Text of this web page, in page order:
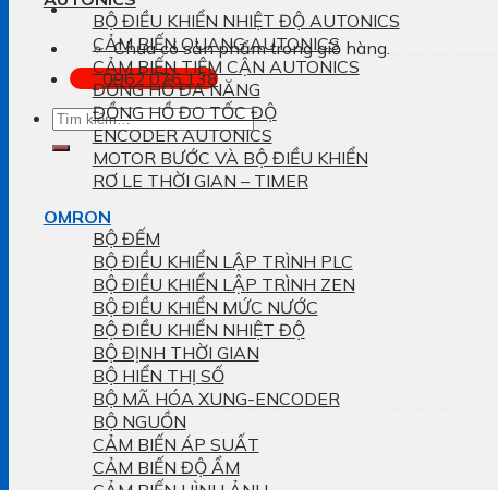
Chưa có sản phẩm trong giỏ hàng.
0962.076.138
Tìm
kiếm:
BỘ ĐIỀU KHIỂN NHIỆT ĐỘ AUTONICS
CẢM BIẾN QUANG AUTONICS
CẢM BIẾN TIỆM CẬN AUTONICS
ĐỒNG HỒ ĐA NĂNG
ĐỒNG HỒ ĐO TỐC ĐỘ
ENCODER AUTONICS
MOTOR BƯỚC VÀ BỘ ĐIỀU KHIỂN
RƠ LE THỜI GIAN – TIMER
OMRON
BỘ ĐẾM
BỘ ĐIỀU KHIỂN LẬP TRÌNH PLC
BỘ ĐIỀU KHIỂN LẬP TRÌNH ZEN
BỘ ĐIỀU KHIỂN MỨC NƯỚC
BỘ ĐIỀU KHIỂN NHIỆT ĐỘ
BỘ ĐỊNH THỜI GIAN
BỘ HIỂN THỊ SỐ
BỘ MÃ HÓA XUNG-ENCODER
BỘ NGUỒN
CẢM BIẾN ÁP SUẤT
CẢM BIẾN ĐỘ ẨM